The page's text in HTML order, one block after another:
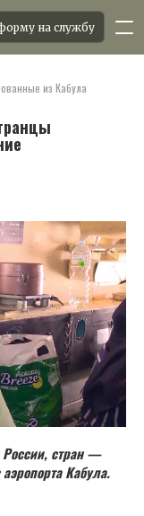
на службу
из Кабула
стран —
Кабула.